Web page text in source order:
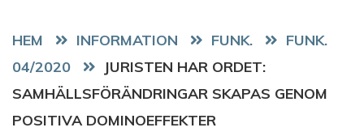
HEM FUNK.
FUNK.
04/2020
JURISTEN HAR ORDET:
SAMHÄLLSFÖRÄNDRINGAR SKAPAS GENOM
POSITIVA DOMINOEFFEKTER